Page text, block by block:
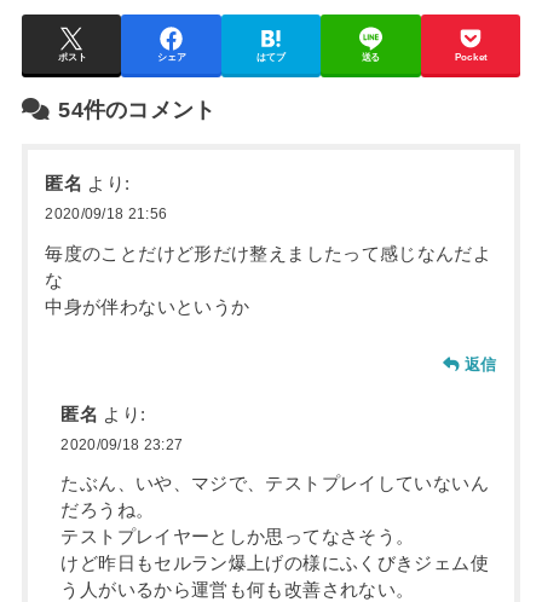
ポスト シェア はてブ 送る Pocket
54件のコメント
匿名 より:
2020/09/18 21:56
毎度のことだけど形だけ整えましたって感じなんだよ
な
中身が伴わないというか
返信
匿名 より:
2020/09/18 23:27
たぶん、いや、マジで、テストプレイしていないん
だろうね。
テストプレイヤーとしか思ってなさそう。
けど昨日もセルラン爆上げの様にふくびきジェム使
う人がいるから運営も何も改善されない。